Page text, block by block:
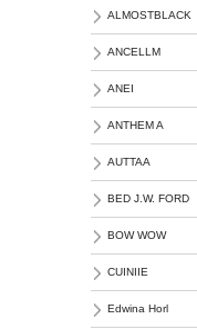
ALMOSTBLACK
ANCELLM
ANEI
ANTHEM A
AUTTAA
BED J.W. FORD
BOW WOW
CUINIIE
Edwina Horl